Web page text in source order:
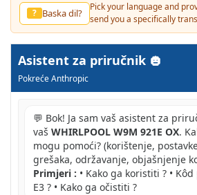
? 他の言語？
Pick your language and
send you a specifically
Asistent za priručnik
Pokreće Anthropic
💬 Bok! Ja sam vaš asistent za
vaš WHIRLPOOL W9M 921E OX.
mogu pomoći? (korištenje,
grešaka, održavanje, objašnjenje
Primjeri : • Kako ga koristiti ? •
E3 ? • Kako ga očistiti ?